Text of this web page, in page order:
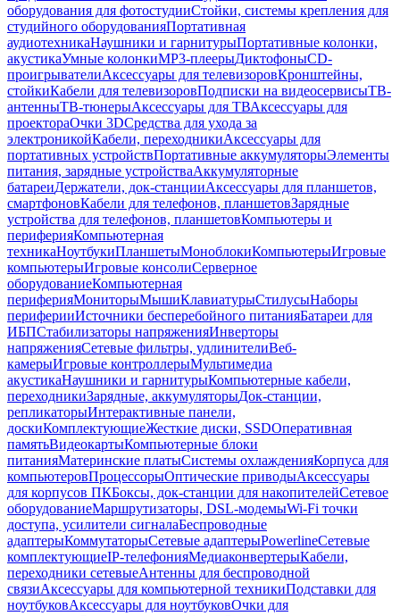
оборудования для фотостудииСтойки, системы крепления для
студийного оборудованияПортативная
аудиотехникаНаушники и гарнитурыПортативные колонки,
акустикаУмные колонкиMP3-плеерыДиктофоныCD-
проигрывателиАксессуары для телевизоровКронштейны,
стойкиКабели для телевизоровПодписки на видеосервисыТВ-
антенныТВ-тюнерыАксессуары для ТВАксессуары для
проектораОчки 3DСредства для ухода за
электроникойКабели, переходникиАксессуары для
портативных устройствПортативные аккумуляторыЭлементы
питания, зарядные устройстваАккумуляторные
батареиДержатели, док-станцииАксессуары для планшетов,
смартфоновКабели для телефонов, планшетовЗарядные
устройства для телефонов, планшетовКомпьютеры и
периферияКомпьютерная
техникаНоутбукиПланшетыМоноблокиКомпьютерыИгровые
компьютерыИгровые консолиСерверное
оборудованиеКомпьютерная
периферияМониторыМышиКлавиатурыСтилусыНаборы
периферииИсточники бесперебойного питанияБатареи для
ИБПСтабилизаторы напряженияИнверторы
напряженияСетевые фильтры, удлинителиВеб-
камерыИгровые контроллерыМультимедиа
акустикаНаушники и гарнитурыКомпьютерные кабели,
переходникиЗарядные, аккумуляторыДок-станции,
репликаторыИнтерактивные панели,
доскиКомплектующиеЖесткие диски, SSDОперативная
памятьВидеокартыКомпьютерные блоки
питанияМатеринские платыСистемы охлажденияКорпуса для
компьютеровПроцессорыОптические приводыАксессуары
для корпусов ПКБоксы, док-станции для накопителейСетевое
оборудованиеМаршрутизаторы, DSL-модемыWi-Fi точки
доступа, усилители сигналаБеспроводные
адаптерыКоммутаторыСетевые адаптерыPowerlineСетевые
комплектующиеIP-телефонияМедиаконвертерыКабели,
переходники сетевыеАнтенны для беспроводной
связиАксессуары для компьютерной техникиПодставки для
ноутбуковАксессуары для ноутбуковОчки для